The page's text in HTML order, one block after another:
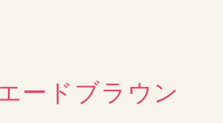
ードブラウン